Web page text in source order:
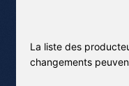
La liste des
changements